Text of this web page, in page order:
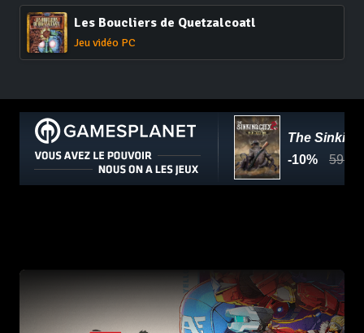
Les Boucliers de Quetzalcoatl
Jeu vidéo PC